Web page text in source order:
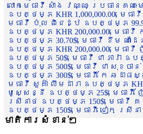
លោកមេធាវី សាំង វណ្ណៈ ប្រធានគណ
ឧបត្ថម្ភ KHR 1,000,000.00,
មេធាវី ប៉ុល ពិជេដ្ឋ ឧបត្ថម្ភ
ឧបត្ថម្ភ KHR 200,000.00, មេធា
ឧបត្ថម្ភ 30.70$, មេធាវី ខឹម ណា
ឧបត្ថម្ភ KHR 200,000.00, មេធ
ឧបត្ថម្ភ 50$, មេធាវី ជា ភារ៉ា
ឧបត្ថម្ភ 500$, មេធាវី ជា សុខច
ឧបត្ថម្ភ 300$, មេធាវី កែ ឆដា
មេធាវី សួគ៌ា លឹមដារា ឧបត្ថម្ភ
មូសេ្សន្នី ឧបត្ថម្ភ 25$, មេធាវី
ស្រីនាថ ឧបត្ថម្ភ 150$, មេធាវី គ
ឧបត្ថម្ភ 150$, មេធាវី ជៀក ស្រី
មាតិការសំខាន់ៗ